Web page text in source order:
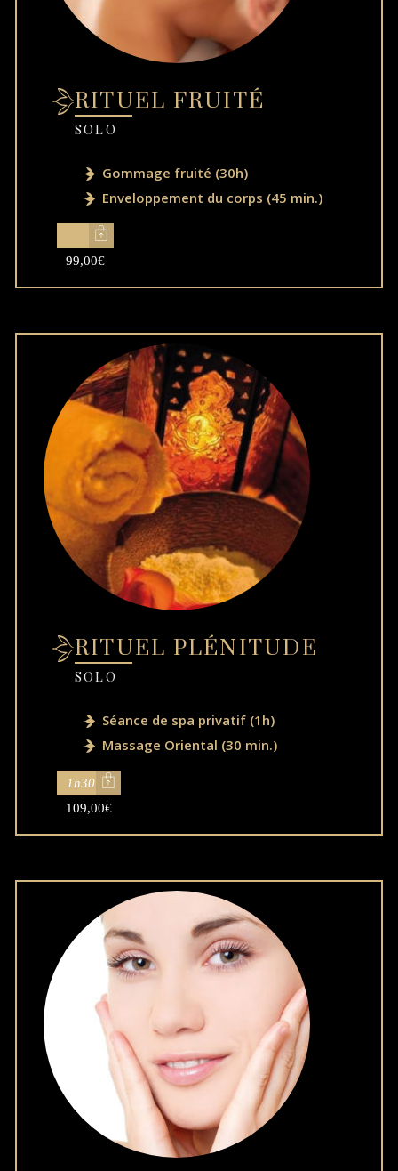
RITUEL FRUITÉ
SOLO
Gommage fruité (30h)
Enveloppement du corps (45 min.)
99,00€
RITUEL PLÉNITUDE
SOLO
Séance de spa privatif (1h)
Massage Oriental (30 min.)
1h30
109,00€